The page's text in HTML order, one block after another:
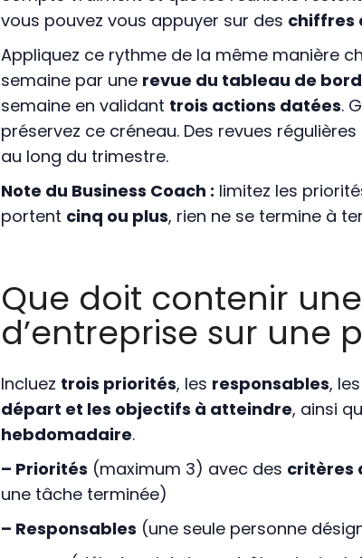
vous pouvez vous appuyer sur des chiffres
Appliquez ce rythme de la même manière
semaine par une revue du tableau de
semaine en validant trois actions datées.
préservez ce créneau. Des revues
au long du trimestre.
Note du Business Coach : limitez les
portent cinq ou plus, rien ne se termine à
Que doit contenir
d’entreprise sur une
Incluez trois priorités, les responsables, les
départ et les objectifs à atteindre, ainsi
hebdomadaire.
– Priorités (maximum 3) avec des critères
une tâche terminée)
– Responsables (une seule personne